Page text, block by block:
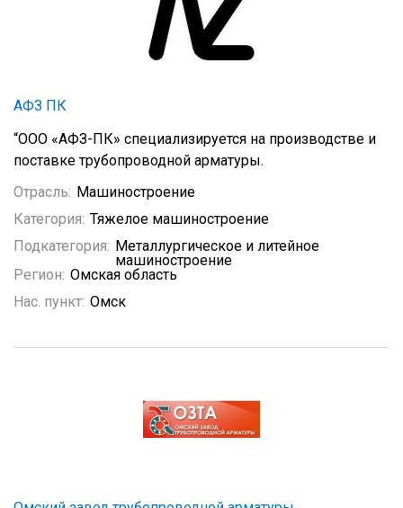
АФЗ ПК
“ООО «АФЗ-ПК» специализируется на производстве и
поставке трубопроводной арматуры.
Отрасль: Машиностроение
Категория: Тяжелое машиностроение
Подкатегория: Металлургическое и литейное
машиностроение
Регион: Омская область
Нас. пункт: Омск